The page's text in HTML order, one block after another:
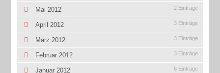
Mai 2012 2 Einträge
April 2012 3 Einträge
März 2012 3 Einträge
Februar 2012 3 Einträge
Januar 2012 6 Einträge